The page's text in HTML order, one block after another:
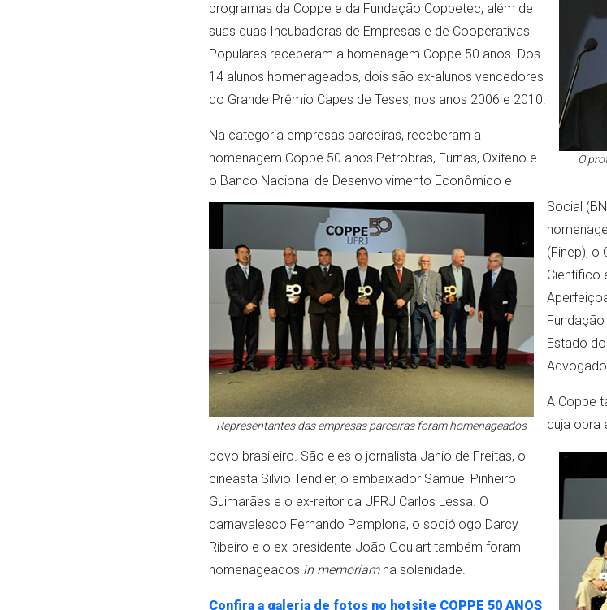
O
programas da Coppe e da Fundação Coppetec, além de
suas duas Incubadoras de Empresas e de Cooperativas
Populares receberam a homenagem Coppe 50 anos. Dos
14 alunos homenageados, dois são ex-alunos vencedores
do Grande Prêmio Capes de Teses, nos anos 2006 e 2010.
Representantes das empresas parceiras foram homenageados
Na categoria empresas parceiras, receberam a
homenagem Coppe 50 anos Petrobras, Furnas, Oxiteno e
o Banco Nacional de Desenvolvimento Econômico e
Social
(Finep), o
Científico
Estado
A Coppe
cuja obra
povo brasileiro. São eles o jornalista Janio de Freitas, o
cineasta Silvio Tendler, o embaixador Samuel Pinheiro
Guimarães e o ex-reitor da UFRJ Carlos Lessa. O
carnavalesco Fernando Pamplona, o sociólogo Darcy
Ribeiro e o ex-presidente João Goulart também foram
homenageados in memoriamna solenidade.
Confira a galeria de fotos no hotsite COPPE 50 ANOS